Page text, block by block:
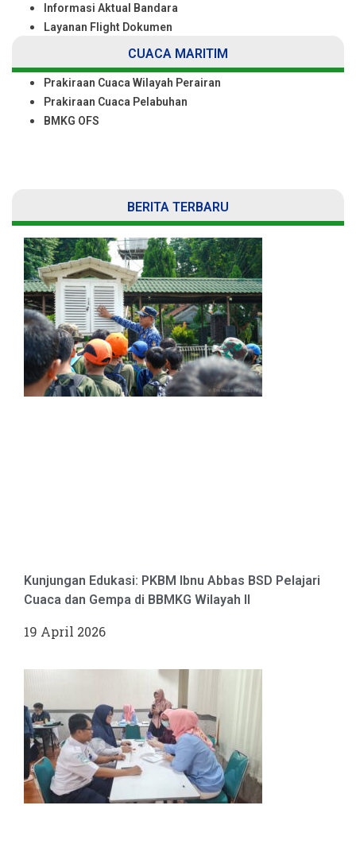
Informasi Aktual Bandara
Layanan Flight Dokumen
CUACA MARITIM
Prakiraan Cuaca Wilayah Perairan
Prakiraan Cuaca Pelabuhan
BMKG OFS
BERITA TERBARU
Kunjungan Edukasi: PKBM Ibnu Abbas BSD Pelajari
Cuaca dan Gempa di BBMKG Wilayah II
19 April 2026